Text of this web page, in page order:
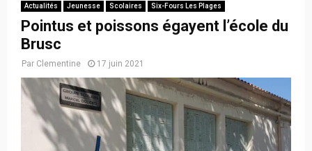
Actualités Jeunesse Scolaires Six-Fours Les Plages
Pointus et poissons égayent l’école du
Brusc
Par Clementine 17 juin 2021